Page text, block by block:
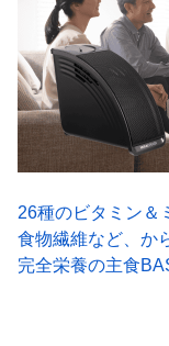
26種のビタミン＆
食物繊維など、か
完全栄養の主食